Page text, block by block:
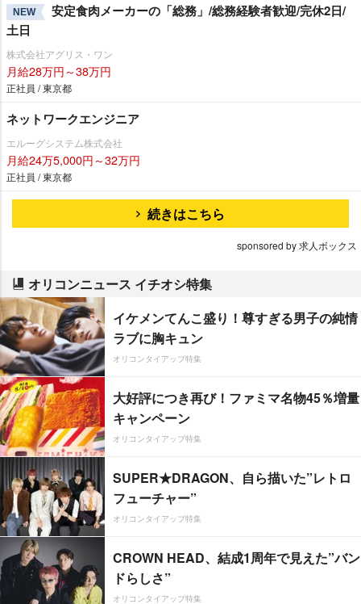
NEW
安定食肉メーカーの「総務」/総務経験者歓迎/完休2日/
土日
株式会社アグリス・ワン
月給28万円～38万円
正社員 / 東京都
ネットワークエンジニア
エルーグシステム株式会社
月給24万5,000円～32万円
正社員 / 東京都
続きはこちら
sponsored by 求人ボックス
オリコンニュース イチオシ特集
イケメンてんこ盛り！尊すぎる男子の純情
ラブに胸キュン
オリコンタイアップ特集
大好評につき再び！ファミマ名物45％増量
キャンペーン
オリコンタイアップ特集
SUPER★DRAGON、自ら描いた”レトロ
フューチャー”
オリコンタイアップ特集
CROWN HEAD、結成1周年で見えた”バン
ドらしさ”
オリコンタイアップ特集